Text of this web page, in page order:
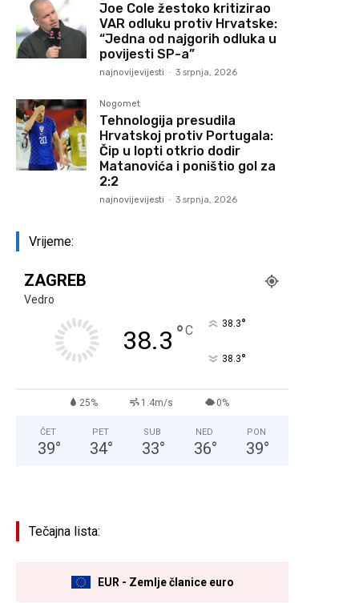
Joe Cole žestoko kritizirao
VAR odluku protiv Hrvatske:
“Jedna od najgorih odluka u
povijesti SP-a”
najnovijevijesti - 3 srpnja, 2026
Nogomet
Tehnologija presudila
Hrvatskoj protiv Portugala:
Čip u lopti otkrio dodir
Matanovića i poništio gol za
2:2
najnovijevijesti - 3 srpnja, 2026
Vrijeme:
ZAGREB
Vedro
38.3 °C 38.3°
38.3°
25% 1.4m/s 0%
ČET
39°
PET
34°
SUB
33°
NED
36°
PON
39°
Tečajna lista:
EUR - Zemlje članice euro